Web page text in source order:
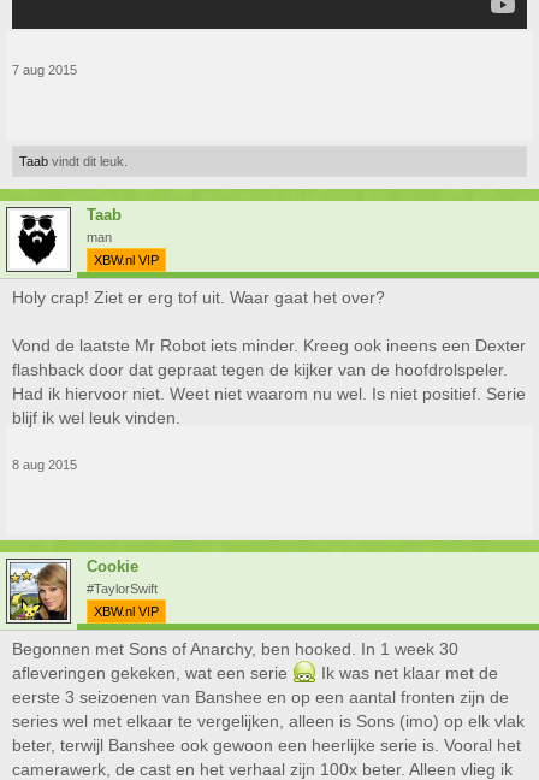
7 aug 2015
Taab vindt dit leuk.
Taab
man
XBW.nl VIP
Holy crap! Ziet er erg tof uit. Waar gaat het over?
Vond de laatste Mr Robot iets minder. Kreeg ook ineens een Dexter
flashback door dat gepraat tegen de kijker van de hoofdrolspeler.
Had ik hiervoor niet. Weet niet waarom nu wel. Is niet positief. Serie
blijf ik wel leuk vinden.
8 aug 2015
Cookie
#TaylorSwift
XBW.nl VIP
Begonnen met Sons of Anarchy, ben hooked. In 1 week 30
afleveringen gekeken, wat een serie
Ik was net klaar met de
eerste 3 seizoenen van Banshee en op een aantal fronten zijn de
series wel met elkaar te vergelijken, alleen is Sons (imo) op elk vlak
beter, terwijl Banshee ook gewoon een heerlijke serie is. Vooral het
camerawerk, de cast en het verhaal zijn 100x beter. Alleen vlieg ik